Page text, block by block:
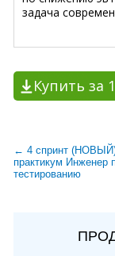
задача
Купить за
← 4 спринт
практикум Инженер
тестированию